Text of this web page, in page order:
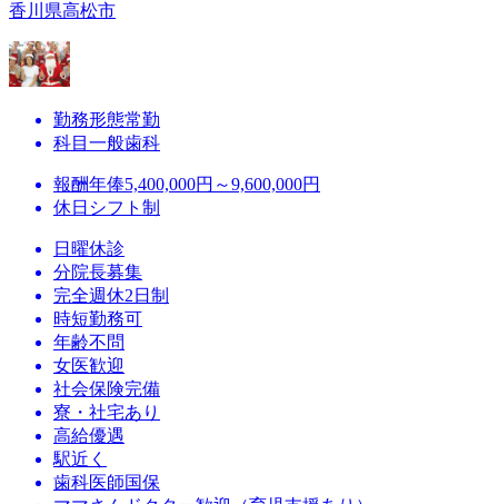
香川県高松市
勤務形態常勤
科目 一般歯科
報酬年俸5,400,000円～9,600,000円
休日 シフト制
日曜休診
分院長募集
完全週休2日制
時短勤務可
年齢不問
女医歓迎
社会保険完備
寮・社宅あり
高給優遇
駅近く
歯科医師国保